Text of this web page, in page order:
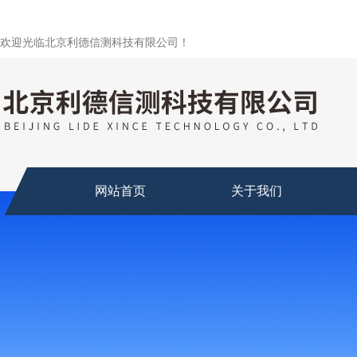
欢迎光临北京利德信测科技有限公司！
网站首页 关于我们